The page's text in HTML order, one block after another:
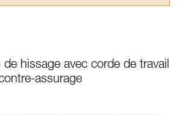
comprendre ce complément
ces techniques nécessite une
de hissage avec corde de travail
assurage